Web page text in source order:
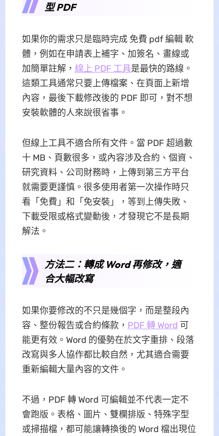
型 PDF
如果你的需求只是臨時完成 免費 pdf 編輯 軟
體，例如在申請表上補字、加簽名、畫線或
加簡單註解， 線上 PDF 工具是最快的路線。
這類工具通常只要上傳檔案、在頁面上新增
內容，最後下載修改後的 PDF 即可，對不想
安裝軟體的人來說很省事。
但線上工具不適合所有文件。當 PDF 超過數
十 MB、頁數很多，或內容涉及合約、個資、
研究資料、公司財務時，上傳到第三方平台
就需要更謹慎。很多使用者第一次操作時只
看「免費」和「免安裝」，等到上傳失敗、
下載受限或格式變動後，才發現它不是長期
解法。
方法二：轉成 Word 再修改，適
合大幅改寫
如果你要修改的不只是幾個字，而是整段內
容、整份報告或合約條款， PDF 轉 Word 可
能更有效。Word 的優勢在於文字重排、段落
改寫與多人協作都比較自然，尤其適合需要
重新編輯大量內容的文件。
不過，PDF 轉 Word 可編輯並不代表一定不
會跑版。表格、圖片、雙欄排版、特殊字型
或掃描檔，都可能讓轉換後的 Word 檔出現位